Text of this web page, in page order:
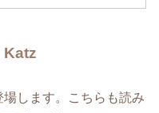
Katz
します。こちらも読み